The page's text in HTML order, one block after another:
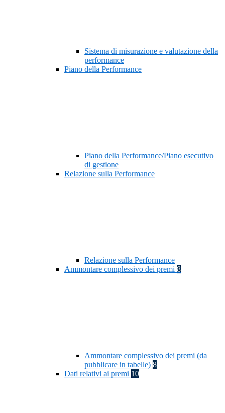
Sistema di misurazione e valutazione della
performance
Piano della Performance
Piano della Performance/Piano esecutivo
di gestione
Relazione sulla Performance
Relazione sulla Performance
Ammontare complessivo dei premi 8
Ammontare complessivo dei premi (da
pubblicare in tabelle) 8
Dati relativi ai premi 10